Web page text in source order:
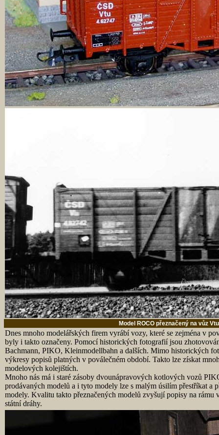
Model ROCO přeznačený na vůz
Dnes mnoho modelářských firem vyrábí vozy, které se zejména v
byly i takto označeny. Pomocí historických fotografií jsou
Bachmann, PIKO, Kleinmodellbahn a dalších. Mimo historických
výkresy popisů platných v poválečném období. Takto lze získat
modelových kolejištích.
Mnoho nás má i staré zásoby dvounápravových kotlových vozů
prodávaných modelů a i tyto modely lze s malým úsilím přestříkat a
modely. Kvalitu takto přeznačených modelů zvyšují popisy na rámu
státní dráhy.